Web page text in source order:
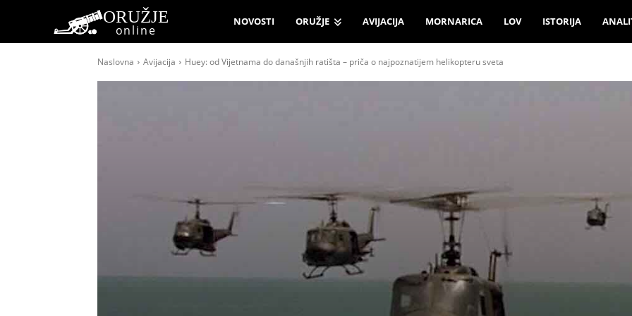
ORUŽJE
online
NOVOSTI ORUŽJE AVIJACIJA MORNARICA LOV ISTORIJA
Naslovna Avijacija Huey: od Vijetnama do današnjih ratišta – priča o najpoznatijem helikopteru sveta